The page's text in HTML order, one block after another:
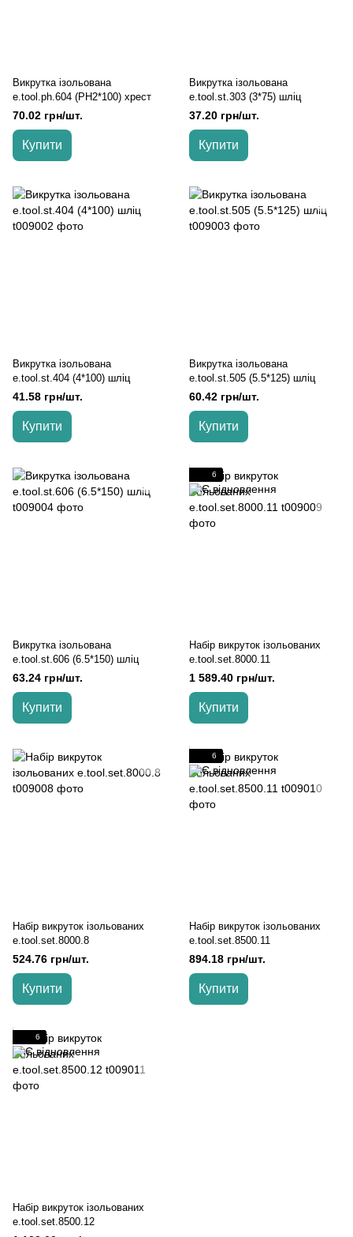
Викрутка ізольована
e.tool.ph.604 (PH2*100) хрест
70.02 грн/шт.
Купити
Викрутка ізольована
e.tool.st.303 (3*75) шліц
37.20 грн/шт.
Купити
Викрутка ізольована
e.tool.st.404 (4*100) шліц
41.58 грн/шт.
Купити
Викрутка ізольована
e.tool.st.505 (5.5*125) шліц
60.42 грн/шт.
Купити
Викрутка ізольована
e.tool.st.606 (6.5*150) шліц
63.24 грн/шт.
Купити
6
Набір викруток ізольованих
e.tool.set.8000.11
1 589.40 грн/шт.
Купити
Набір викруток ізольованих
e.tool.set.8000.8
524.76 грн/шт.
Купити
6
Набір викруток ізольованих
e.tool.set.8500.11
894.18 грн/шт.
Купити
6
Набір викруток ізольованих
e.tool.set.8500.12